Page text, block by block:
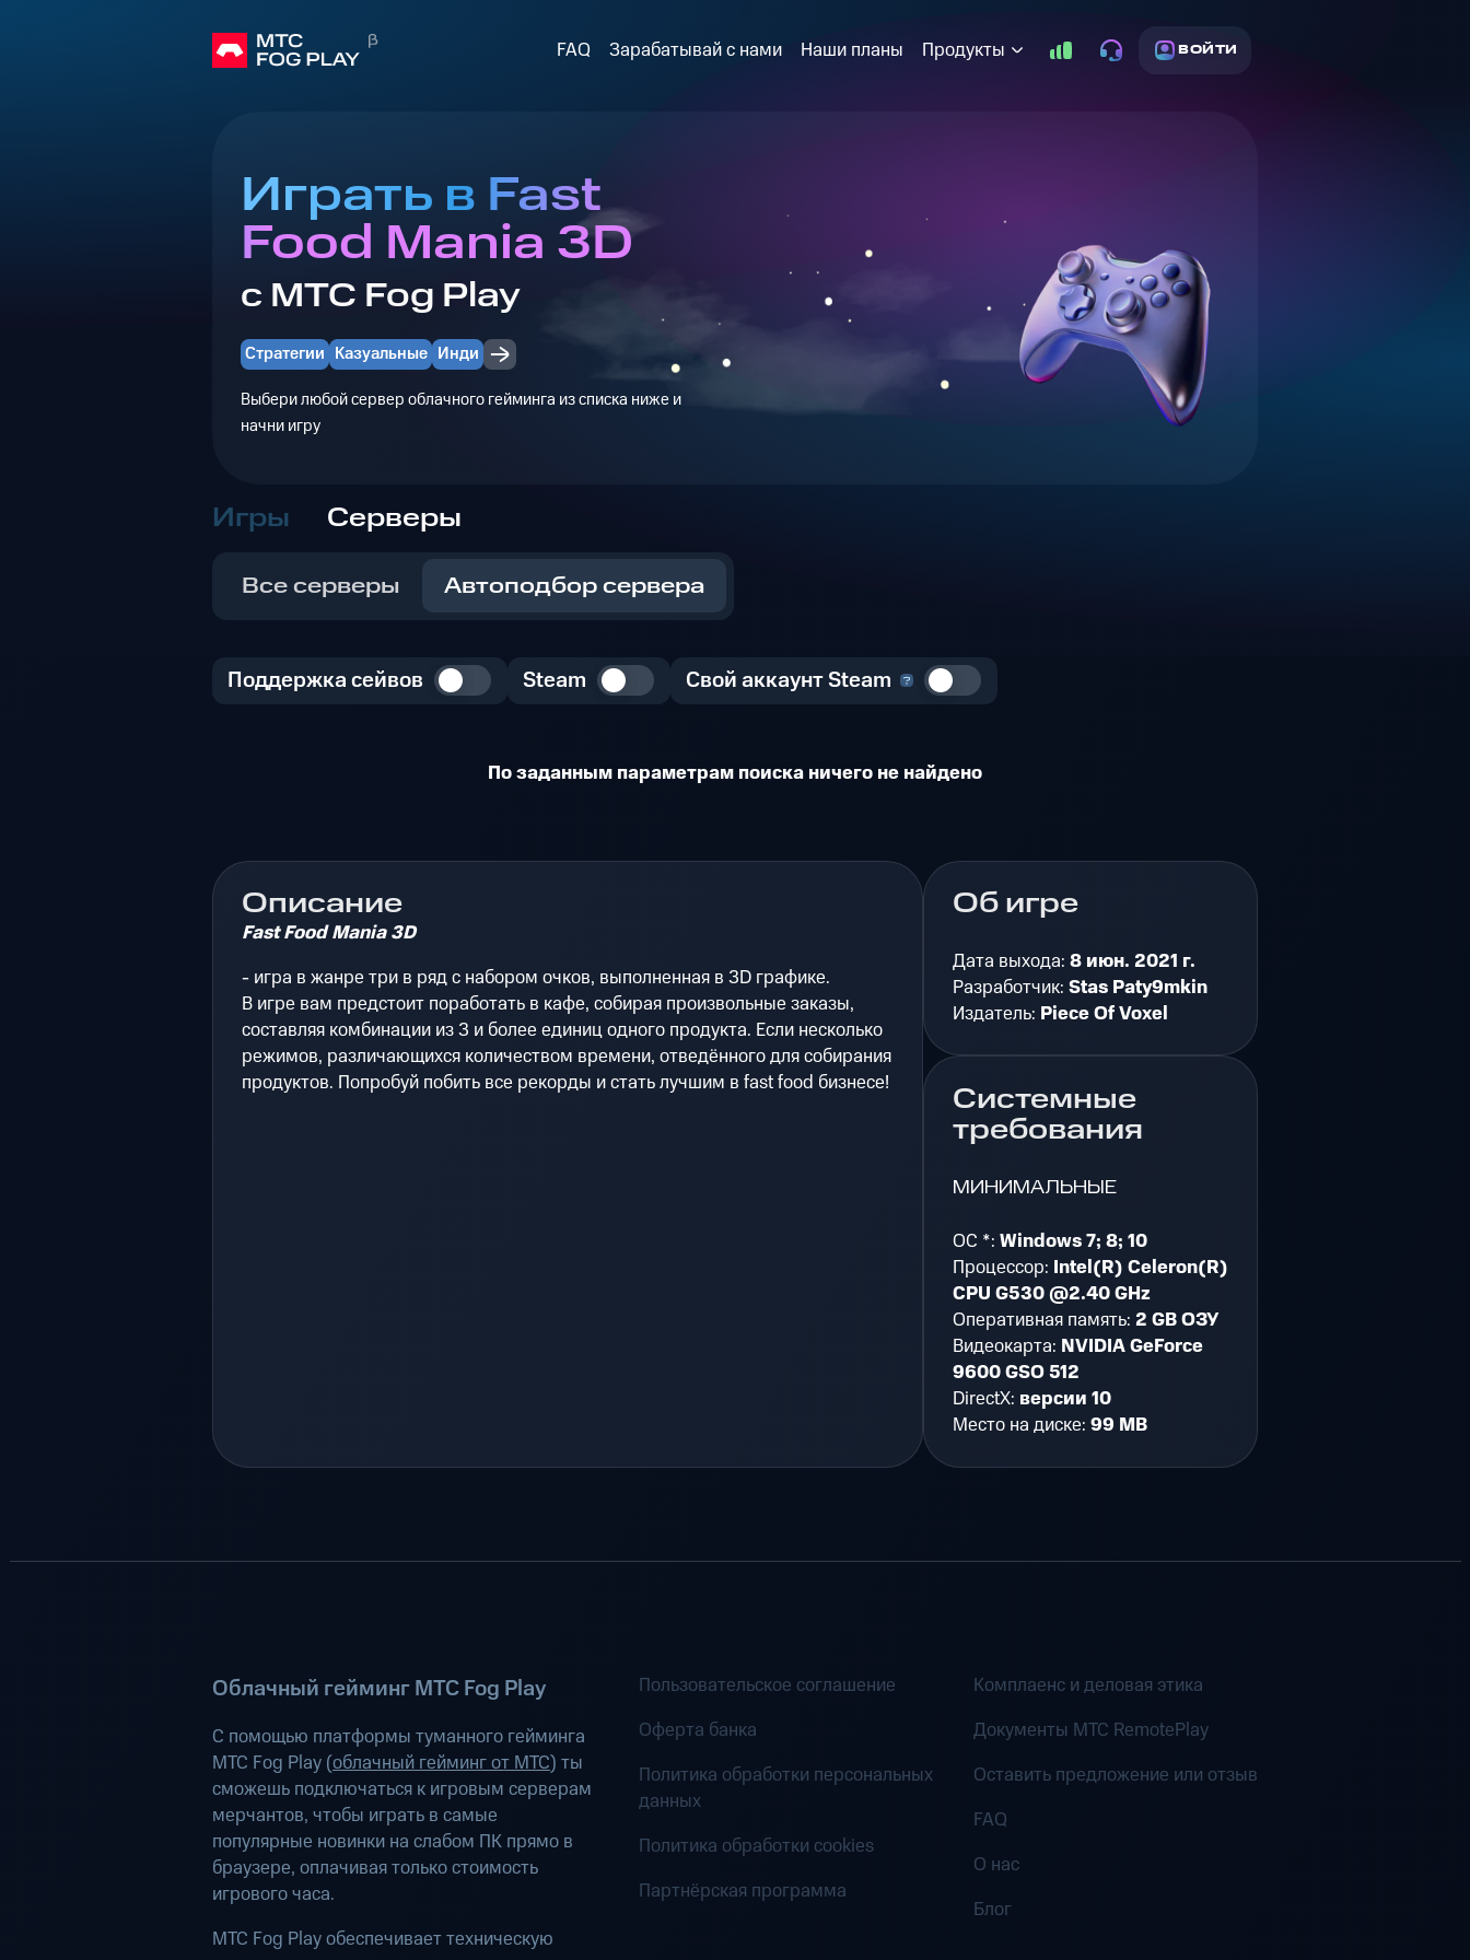
FAQ Зарабатывай с нами Наши планы Продукты ВОЙТИ
Играть в Fast
Food Mania 3D
с МТС Fog Play
Стратегии Казуальные Инди
Выбери любой сервер облачного гейминга из списка ниже и
начни игру
Игры Серверы
Все серверы Автоподбор сервера
Поддержка сейвов Steam Свой аккаунт Steam
По заданным параметрам поиска ничего не найдено
Описание
Fast Food Mania 3D
- игра в жанре три в ряд с набором очков, выполненная в 3D графике.
В игре вам предстоит поработать в кафе, собирая произвольные заказы,
составляя комбинации из 3 и более единиц одного продукта. Если несколько
режимов, различающихся количеством времени, отведённого для собирания
продуктов. Попробуй побить все рекорды и стать лучшим в fast food бизнесе!
Об игре
Дата выхода: 8 июн. 2021 г.
Разработчик: Stas Paty9mkin
Издатель: Piece Of Voxel
Системные
требования
МИНИМАЛЬНЫЕ
ОС *: Windows 7; 8; 10
Процессор: Intel(R) Celeron(R)
CPU G530 @2.40 GHz
Оперативная память: 2 GB ОЗУ
Видеокарта: NVIDIA GeForce
9600 GSO 512
DirectX: версии 10
Место на диске: 99 MB
Облачный гейминг МТС Fog Play
С помощью платформы туманного гейминга
МТС Fog Play (облачный гейминг от МТС) ты
сможешь подключаться к игровым серверам
мерчантов, чтобы играть в самые
популярные новинки на слабом ПК прямо в
браузере, оплачивая только стоимость
игрового часа.
МТС Fog Play обеспечивает техническую
Пользовательское соглашение
Оферта банка
Политика обработки персональных
данных
Политика обработки cookies
Партнёрская программа
Комплаенс и деловая этика
Документы MTC RemotePlay
Оставить предложение или отзыв
FAQ
О нас
Блог